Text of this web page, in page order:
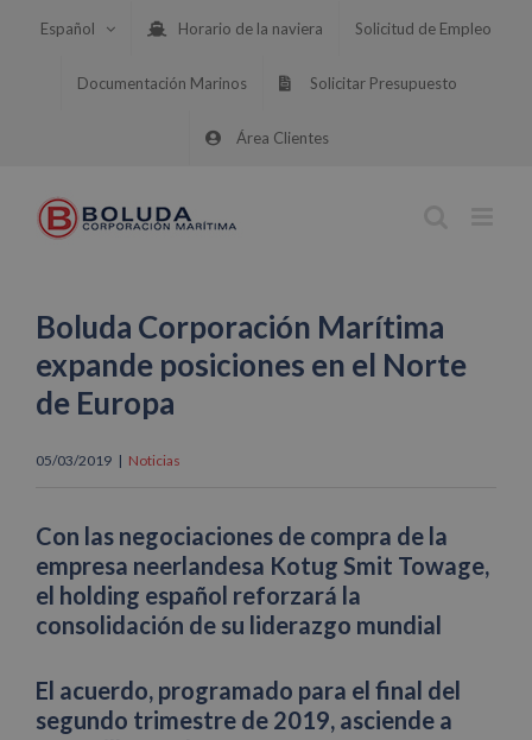
Español Horario de la naviera Solicitud de Empleo
Documentación Marinos Solicitar Presupuesto
Área Clientes
Boluda Corporación Marítima
expande posiciones en el Norte
de Europa
05/03/2019 | Noticias
Con las negociaciones de compra de la
empresa neerlandesa Kotug Smit Towage,
el holding español reforzará la
consolidación de su liderazgo mundial
El acuerdo, programado para el final del
segundo trimestre de 2019, asciende a